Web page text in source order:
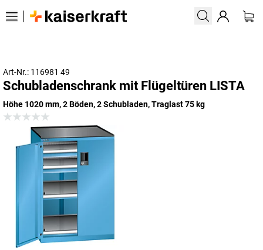
Art-Nr.: 116981 49
Schubladenschrank mit Flügeltüren LISTA
Höhe 1020 mm, 2 Böden, 2 Schubladen, Traglast 75 kg